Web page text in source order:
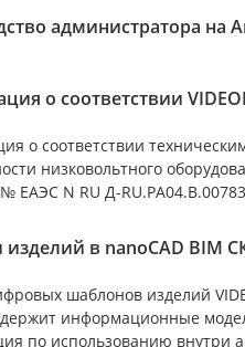
администратора на
о соответствии
о соответствии
низковольтного
ЕАЭС N RU Д-
в nanoCAD BIM
шаблонов изделий
информационные
по использованию внутри